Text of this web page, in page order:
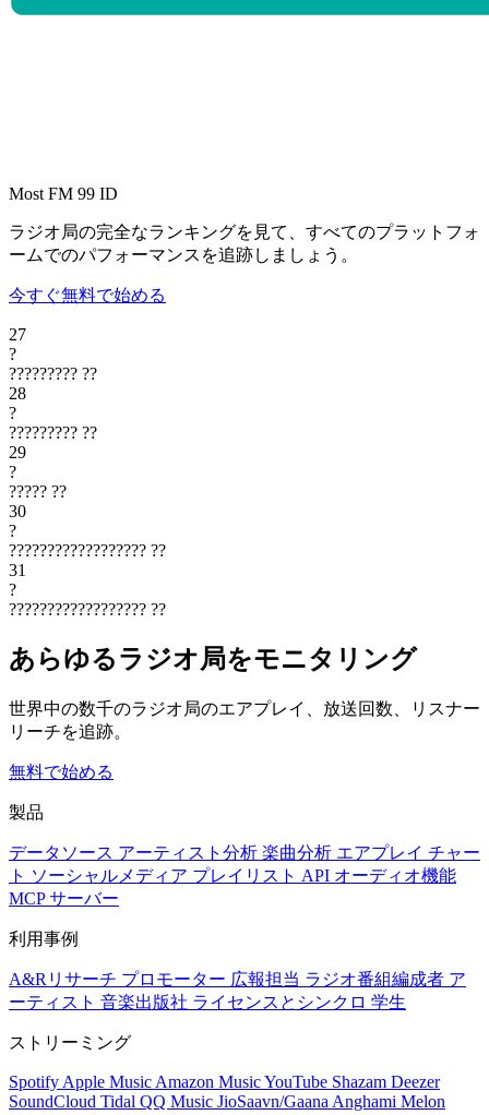
Most FM 99 ID
ラジオ局の完全なランキングを見て、すべてのプラットフォ
ームでのパフォーマンスを追跡しましょう。
今すぐ無料で始める
27
?
????????? ??
28
?
????????? ??
29
?
????? ??
30
?
?????????????????? ??
31
?
?????????????????? ??
あらゆるラジオ局をモニタリング
世界中の数千のラジオ局のエアプレイ、放送回数、リスナー
リーチを追跡。
無料で始める
製品
データソース アーティスト分析 楽曲分析 エアプレイ チャー
ト ソーシャルメディア プレイリスト API オーディオ機能
MCP サーバー
利用事例
A&Rリサーチ プロモーター 広報担当 ラジオ番組編成者 ア
ーティスト 音楽出版社 ライセンスとシンクロ 学生
ストリーミング
Spotify Apple Music Amazon MusicYouTube Shazam Deezer
SoundCloud Tidal QQ Music JioSaavn/Gaana Anghami Melon